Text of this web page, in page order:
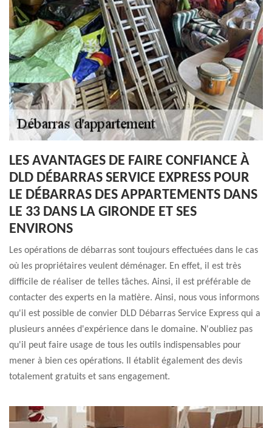
LES AVANTAGES DE FAIRE CONFIANCE À
DLD DÉBARRAS SERVICE EXPRESS POUR
LE DÉBARRAS DES APPARTEMENTS DANS
LE 33 DANS LA GIRONDE ET SES
ENVIRONS
Les opérations de débarras sont toujours effectuées dans le cas
où les propriétaires veulent déménager. En effet, il est très
difficile de réaliser de telles tâches. Ainsi, il est préférable de
contacter des experts en la matière. Ainsi, nous vous informons
qu'il est possible de convier DLD Débarras Service Express qui a
plusieurs années d'expérience dans le domaine. N'oubliez pas
qu'il peut faire usage de tous les outils indispensables pour
mener à bien ces opérations. Il établit également des devis
totalement gratuits et sans engagement.